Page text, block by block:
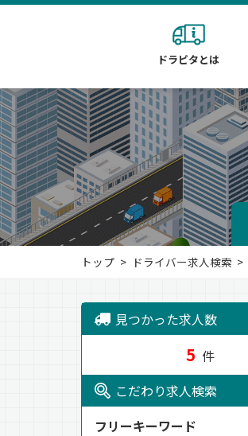
ドラピタとは
トップ ドライバー求人検索
見つかった求人数
5 件
こだわり求人検索
フリーキーワード